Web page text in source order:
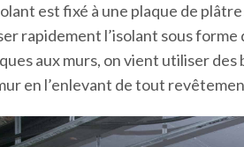
est fixé à une plaque de
rapidement l’isolant sous
aux murs, on vient utiliser
en l’enlevant de tout